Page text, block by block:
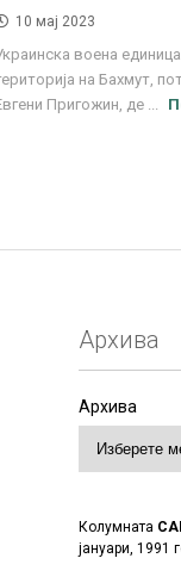
10 мај 2023
воена
на Бахмут,
Пригожин, де ...
Архива
Архива
Колумната
јануари, 1991